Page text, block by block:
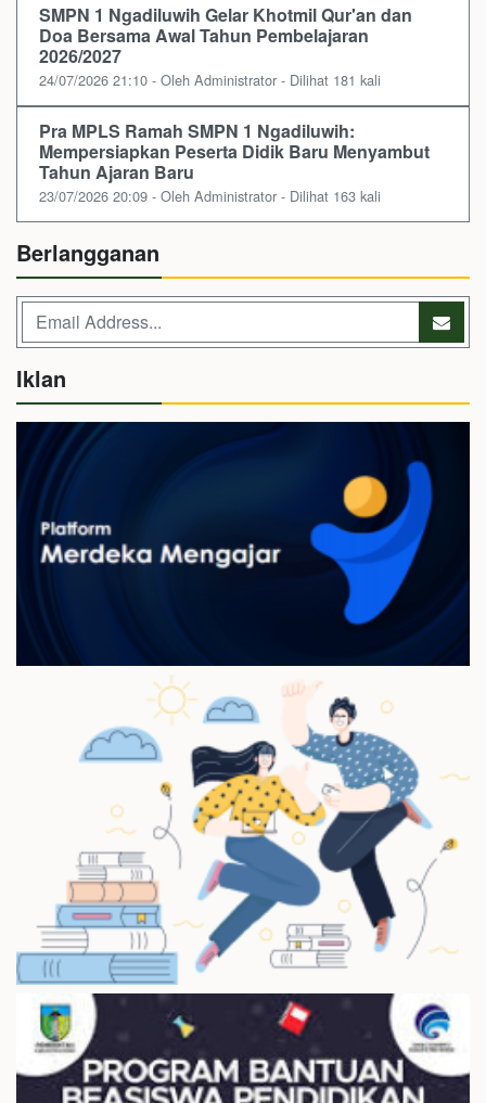
SMPN 1 Ngadiluwih Gelar Khotmil Qur'an dan
Doa Bersama Awal Tahun Pembelajaran
2026/2027
24/07/2026 21:10 - Oleh Administrator - Dilihat 181 kali
Pra MPLS Ramah SMPN 1 Ngadiluwih:
Mempersiapkan Peserta Didik Baru Menyambut
Tahun Ajaran Baru
23/07/2026 20:09 - Oleh Administrator - Dilihat 163 kali
Berlangganan
Iklan